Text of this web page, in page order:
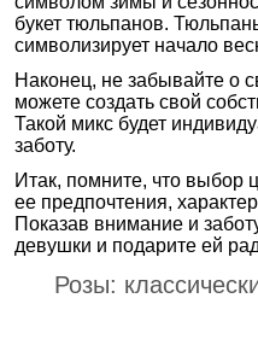
букет тюльпанов.
символизирует начало
Наконец, не забывайте о
можете создать свой
Такой микс будет
заботу.
Итак, помните, что выбор
ее предпочтения,
Показав внимание и
девушки и подарите ей
Розы: